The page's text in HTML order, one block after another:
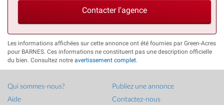
Contacter l'agence
Les informations affichées sur cette annonce ont été fournies par Green-Acres
pour BARNES. Ces informations ne constituent pas une description officielle
du bien. Consultez notre avertissement complet
Qui sommes-nous?
Publiez une annonce
Aide
Contactez-nous